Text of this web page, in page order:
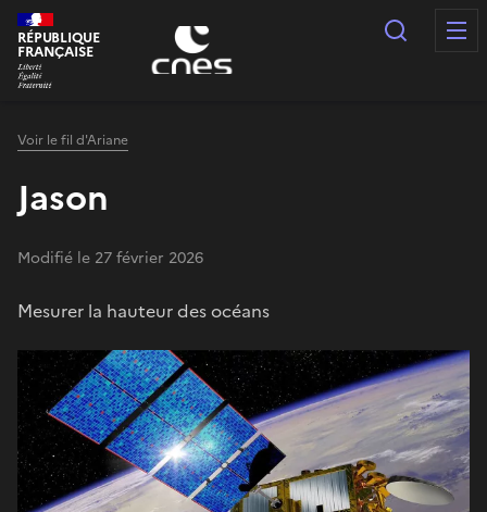
Panneau de gestion des cookies
RÉPUBLIQUE
FRANÇAISE
Voir le fil d'Ariane
Jason
Modifié le 27 février 2026
Mesurer la hauteur des océans